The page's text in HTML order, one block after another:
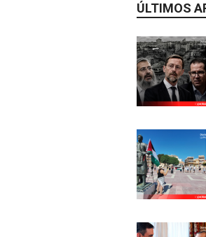
ÚLTIMOS